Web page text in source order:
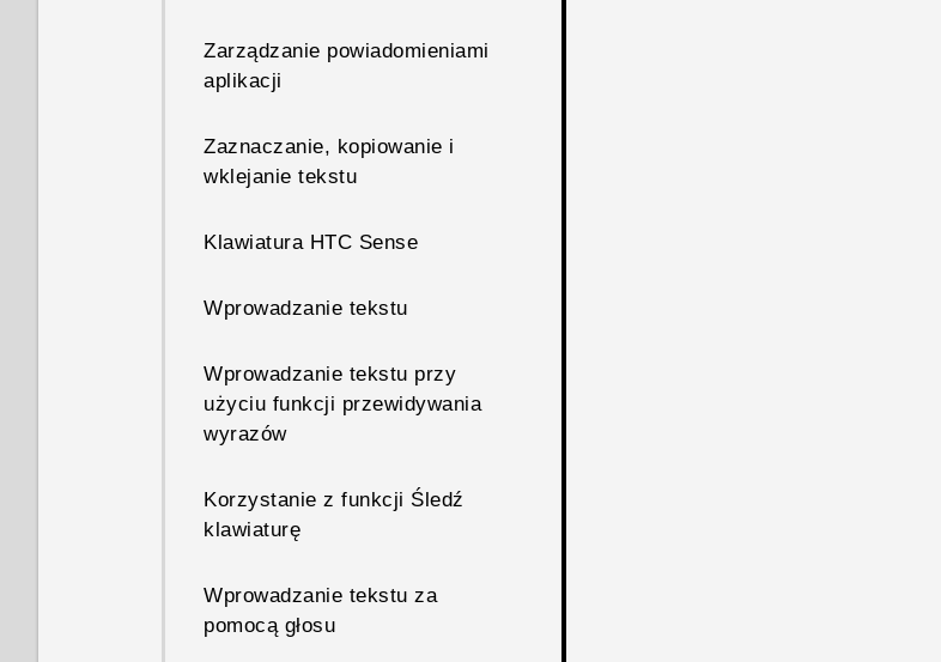
Zarządzanie powiadomieniami
aplikacji
Zaznaczanie, kopiowanie i
wklejanie tekstu
Klawiatura HTC Sense
Wprowadzanie tekstu
Wprowadzanie tekstu przy
użyciu funkcji przewidywania
wyrazów
Korzystanie z funkcji Śledź
klawiaturę
Wprowadzanie tekstu za
pomocą głosu